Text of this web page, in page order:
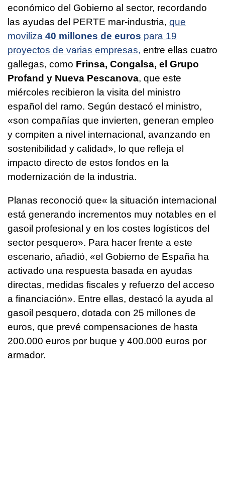
económico del Gobierno al sector, recordando
las ayudas del PERTE mar-industria, que
moviliza 40 millones de euros para 19
proyectos de varias empresas, entre ellas cuatro
gallegas, como Frinsa, Congalsa, el Grupo
Profand y Nueva Pescanova, que este
miércoles recibieron la visita del ministro
español del ramo. Según destacó el ministro,
«son compañías que invierten, generan empleo
y compiten a nivel internacional, avanzando en
sostenibilidad y calidad», lo que refleja el
impacto directo de estos fondos en la
modernización de la industria.
Planas reconoció que« la situación internacional
está generando incrementos muy notables en el
gasoil profesional y en los costes logísticos del
sector pesquero». Para hacer frente a este
escenario, añadió, «el Gobierno de España ha
activado una respuesta basada en ayudas
directas, medidas fiscales y refuerzo del acceso
a financiación». Entre ellas, destacó la ayuda al
gasoil pesquero, dotada con 25 millones de
euros, que prevé compensaciones de hasta
200.000 euros por buque y 400.000 euros por
armador.